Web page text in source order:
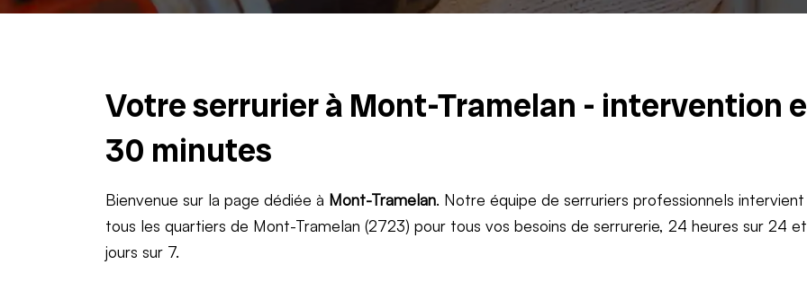
Votre serrurier à Mont-Tramelan - intervention
30 minutes
Bienvenue sur la page dédiée à Mont-Tramelan. Notre équipe de serruriers professionnels intervient
tous les quartiers de Mont-Tramelan (2723) pour tous vos besoins de serrurerie, 24 heures sur 24
jours sur 7.